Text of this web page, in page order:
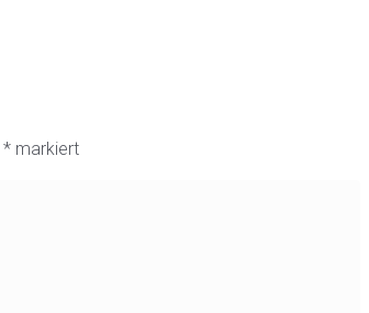
* markiert